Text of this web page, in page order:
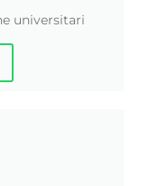
universitari